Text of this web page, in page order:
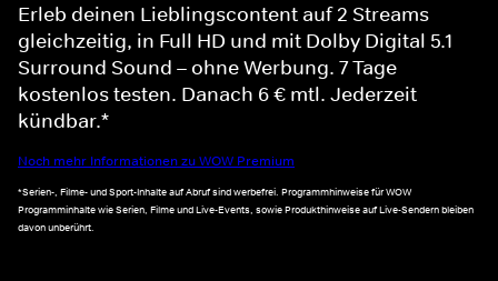
Erleb deinen Lieblingscontent auf 2 Streams
gleichzeitig, in Full HD und mit Dolby Digital 5.1
Surround Sound – ohne Werbung. 7 Tage
kostenlos testen. Danach 6 € mtl. Jederzeit
kündbar.*
Noch mehr Informationen zu WOW Premium
*Serien-, Filme- und Sport-Inhalte auf Abruf sind werbefrei. Programmhinweise für WOW
Programminhalte wie Serien, Filme und Live-Events, sowie Produkthinweise auf Live-Sendern bleiben
davon unberührt.